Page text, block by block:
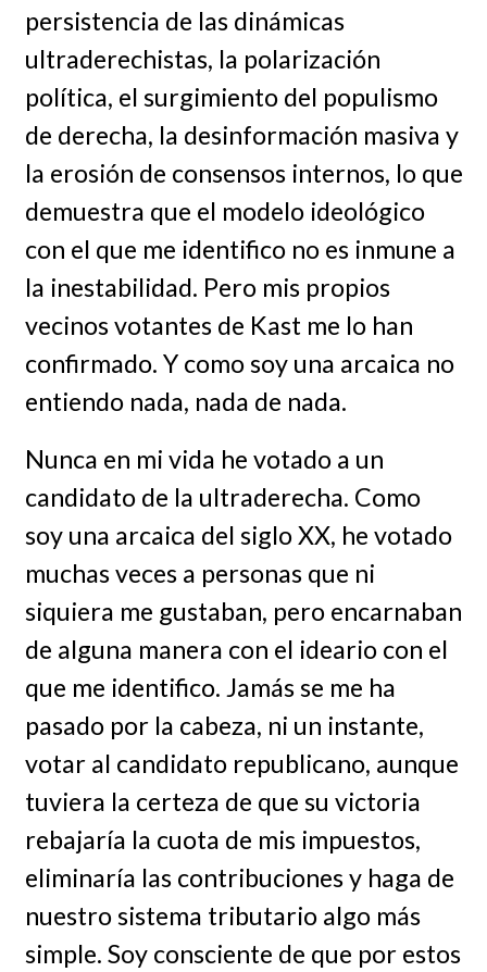
persistencia de las dinámicas
ultraderechistas, la polarización
política, el surgimiento del populismo
de derecha, la desinformación masiva y
la erosión de consensos internos, lo que
demuestra que el modelo ideológico
con el que me identifico no es inmune a
la inestabilidad. Pero mis propios
vecinos votantes de Kast me lo han
confirmado. Y como soy una arcaica no
entiendo nada, nada de nada.
Nunca en mi vida he votado a un
candidato de la ultraderecha. Como
soy una arcaica del siglo XX, he votado
muchas veces a personas que ni
siquiera me gustaban, pero encarnaban
de alguna manera con el ideario con el
que me identifico. Jamás se me ha
pasado por la cabeza, ni un instante,
votar al candidato republicano, aunque
tuviera la certeza de que su victoria
rebajaría la cuota de mis impuestos,
eliminaría las contribuciones y haga de
nuestro sistema tributario algo más
simple. Soy consciente de que por estos